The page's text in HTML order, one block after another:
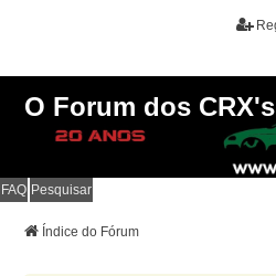
O Forum dos
FAQ Pesquisar
Índice do Fórum